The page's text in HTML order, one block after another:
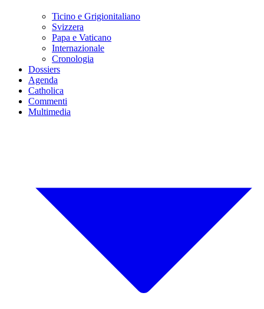
Ticino e Grigionitaliano
Svizzera
Papa e Vaticano
Internazionale
Cronologia
Dossiers
Agenda
Catholica
Commenti
Multimedia